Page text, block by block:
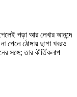
পেলেই পড়া আর লেখার আনন্দে
পেলে ঠোঙ্গায় ছাপা খবরও
সঙ্গে; তার কীর্তিকলাপ